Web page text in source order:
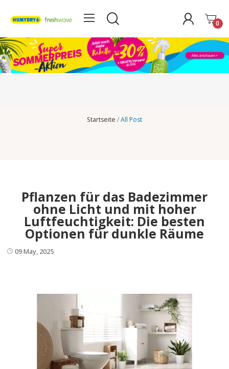
0
Startseite All Post
Pflanzen für das Badezimmer
ohne Licht und mit hoher
Luftfeuchtigkeit: Die besten
Optionen für dunkle Räume
09 May, 2025